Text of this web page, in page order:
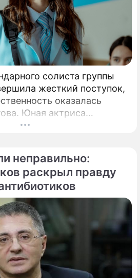
солиста группы
жесткий поступок,
оказалась
Юная актриса
дочь бессменного лидера
неправильно:
раскрыл правду